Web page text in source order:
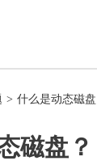
> 什么是动态磁盘
磁盘？